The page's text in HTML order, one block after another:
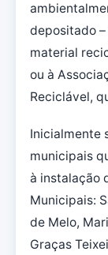
depositado
material
ou à
Reciclável,
Inicialmente
municipais
à instalação
Municipais:
de Melo,
Graças